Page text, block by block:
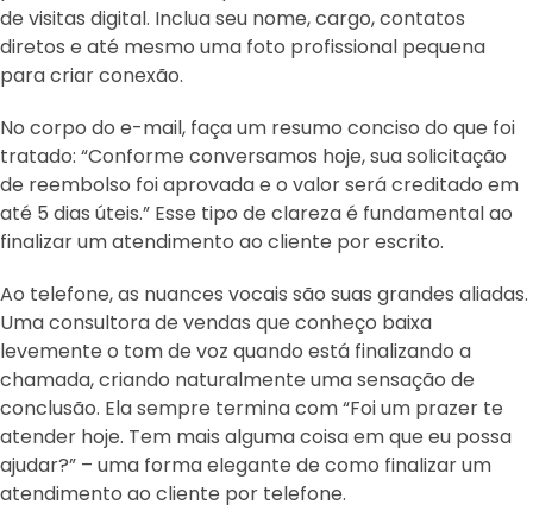
de visitas digital. Inclua seu nome, cargo, contatos
diretos e até mesmo uma foto profissional pequena
para criar conexão.
No corpo do e-mail, faça um resumo conciso do que foi
tratado: “Conforme conversamos hoje, sua solicitação
de reembolso foi aprovada e o valor será creditado em
até 5 dias úteis.” Esse tipo de clareza é fundamental ao
finalizar um atendimento ao cliente por escrito.
Ao telefone, as nuances vocais são suas grandes aliadas.
Uma consultora de vendas que conheço baixa
levemente o tom de voz quando está finalizando a
chamada, criando naturalmente uma sensação de
conclusão. Ela sempre termina com “Foi um prazer te
atender hoje. Tem mais alguma coisa em que eu possa
ajudar?” – uma forma elegante de como finalizar um
atendimento ao cliente por telefone.